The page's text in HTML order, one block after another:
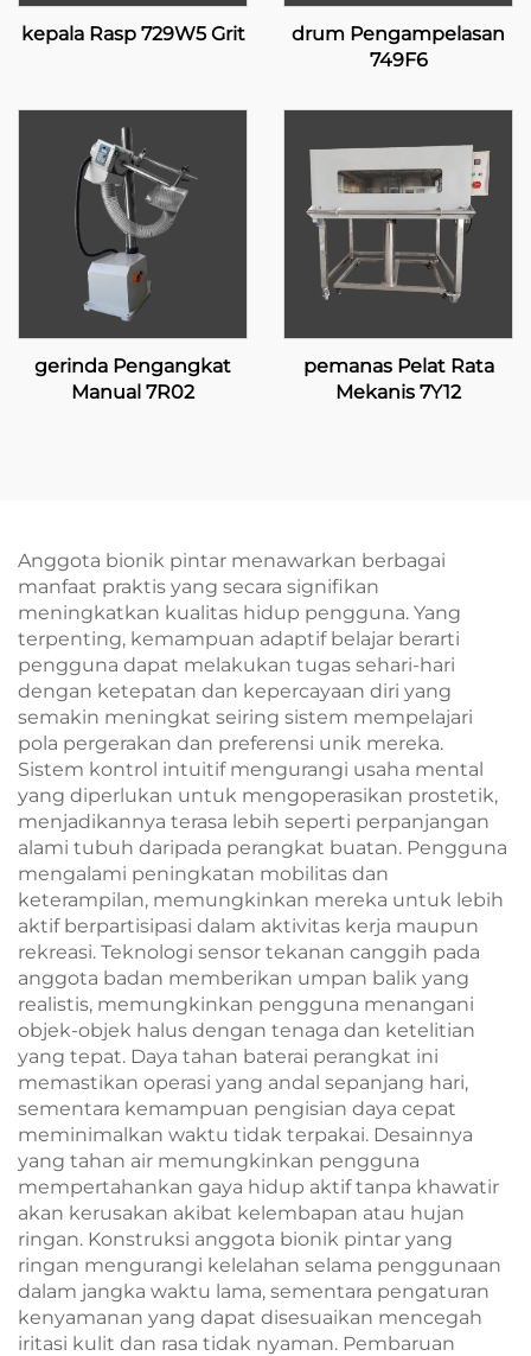
kepala Rasp 729W5 Grit
drum Pengampelasan
749F6
gerinda Pengangkat
Manual 7R02
pemanas Pelat Rata
Mekanis 7Y12
Anggota bionik pintar menawarkan berbagai
manfaat praktis yang secara signifikan
meningkatkan kualitas hidup pengguna. Yang
terpenting, kemampuan adaptif belajar berarti
pengguna dapat melakukan tugas sehari-hari
dengan ketepatan dan kepercayaan diri yang
semakin meningkat seiring sistem mempelajari
pola pergerakan dan preferensi unik mereka.
Sistem kontrol intuitif mengurangi usaha mental
yang diperlukan untuk mengoperasikan prostetik,
menjadikannya terasa lebih seperti perpanjangan
alami tubuh daripada perangkat buatan. Pengguna
mengalami peningkatan mobilitas dan
keterampilan, memungkinkan mereka untuk lebih
aktif berpartisipasi dalam aktivitas kerja maupun
rekreasi. Teknologi sensor tekanan canggih pada
anggota badan memberikan umpan balik yang
realistis, memungkinkan pengguna menangani
objek-objek halus dengan tenaga dan ketelitian
yang tepat. Daya tahan baterai perangkat ini
memastikan operasi yang andal sepanjang hari,
sementara kemampuan pengisian daya cepat
meminimalkan waktu tidak terpakai. Desainnya
yang tahan air memungkinkan pengguna
mempertahankan gaya hidup aktif tanpa khawatir
akan kerusakan akibat kelembapan atau hujan
ringan. Konstruksi anggota bionik pintar yang
ringan mengurangi kelelahan selama penggunaan
dalam jangka waktu lama, sementara pengaturan
kenyamanan yang dapat disesuaikan mencegah
iritasi kulit dan rasa tidak nyaman. Pembaruan